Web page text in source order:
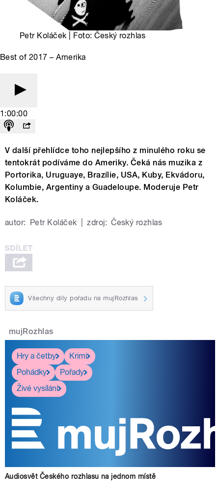
Petr Koláček | Foto: Český rozhlas
Best of 2017 – Amerika
1:00:00
V další přehlídce toho nejlepšího z minulého roku se
tentokrát podíváme do Ameriky. Čeká nás muzika z
Portorika, Uruguaye, Brazílie, USA, Kuby, Ekvádoru,
Kolumbie, Argentiny a Guadeloupe. Moderuje Petr
Koláček.
autor: Petr Koláček zdroj: Český rozhlas
Všechny díly pořadu na mujRozhlas
mujRozhlas
Hry a četby
Krimi
Pohádky
Pořady
Živé vysílání
Audiosvět Českého rozhlasu na jednom místě